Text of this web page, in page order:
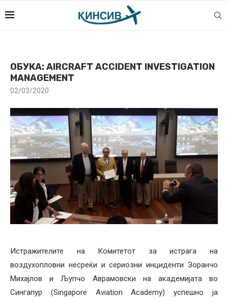
ОБУКА: AIRCRAFT ACCIDENT INVESTIGATION
MANAGEMENT
02/03/2020
Истражителите на Комитетот за истрага на
воздухопловни несреќи и сериозни инциденти Зоранчо
Михајлов и Љупчо Аврамовски на академијата во
Сингапур (Singapore Aviation Academy) успешно ја